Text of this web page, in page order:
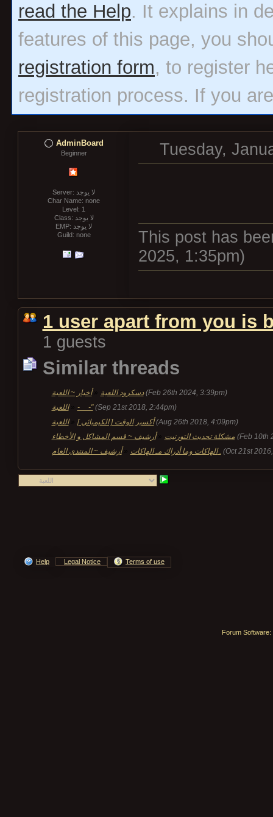
read the Help. It explains in
features of this page, you
registration form, to register
registration process. If you
AdminBoard
Beginner
Server: لا يوجد
Char Name: none
Level: 1
Class: لا يوجد
EMP: لا يوجد
Guild: none
Tuesday,
This post has
2025, 1:35pm)
1 user apart from you is
1 guests
Similar threads
أخبار ~ اللعبة» دسكرود اللعبة (Feb 26th 2024, 3:39pm)
اللعبة» -__-" (Sep 21st 2018, 2:44pm)
اللعبة» أكسير الوقت [ الكيميائي ] (Aug 26th 2018, 4:09pm)
أرشيف ~ قسم المشاكل و الأخطاء» مشكلة تحديث التورنيت (Feb 10th
أرشيف ~ المنتدى العام» الهاكات وما أدراك مـ الهاكات . (Oct 21st
Help Legal Notice Terms of use
Forum Software: